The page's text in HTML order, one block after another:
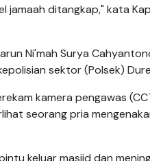
jamaah ditangkap," kata
Ni'mah Surya
sektor (Polsek)
kamera pengawas
seorang pria
keluar masjid dan